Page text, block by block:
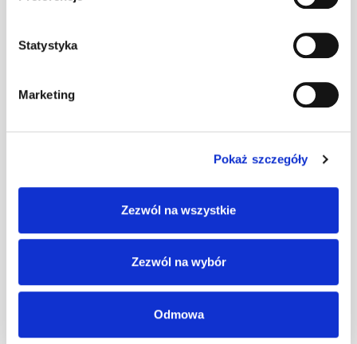
Statystyka
Marketing
Pokaż szczegóły
Zezwól na wszystkie
Zezwól na wybór
Odmowa
SMART Ława
BD-350/30
0,4 kasztan kpl.
BD-350/30
kpl –